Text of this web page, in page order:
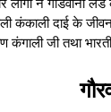
कंकाली दाई के
कंगाली जी तथा